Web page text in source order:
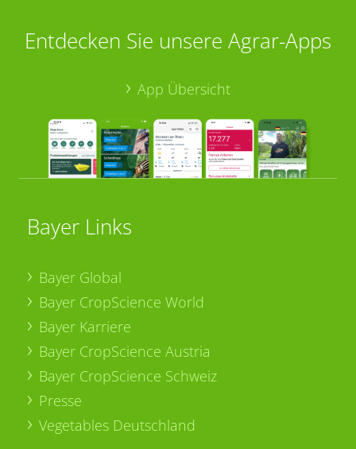
Entdecken Sie unsere Agrar-Apps
App Übersicht
Bayer Links
Bayer Global
Bayer CropScience World
Bayer Karriere
Bayer CropScience Austria
Bayer CropScience Schweiz
Presse
Vegetables Deutschland